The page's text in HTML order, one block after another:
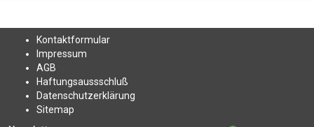
Kontaktformular
Impressum
AGB
Haftungsaussschluß
Datenschutzerklärung
Sitemap